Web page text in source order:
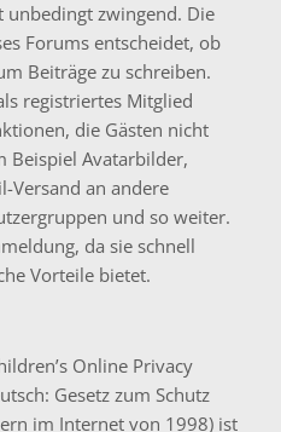
unbedingt zwingend. Die
Forums entscheidet, ob
Beiträge zu schreiben.
registriertes Mitglied
die Gästen nicht
Beispiel Avatarbilder,
Versand an andere
und so weiter.
da sie schnell
Vorteile bietet.
Online Privacy
Gesetz zum Schutz
im Internet von 1998) ist